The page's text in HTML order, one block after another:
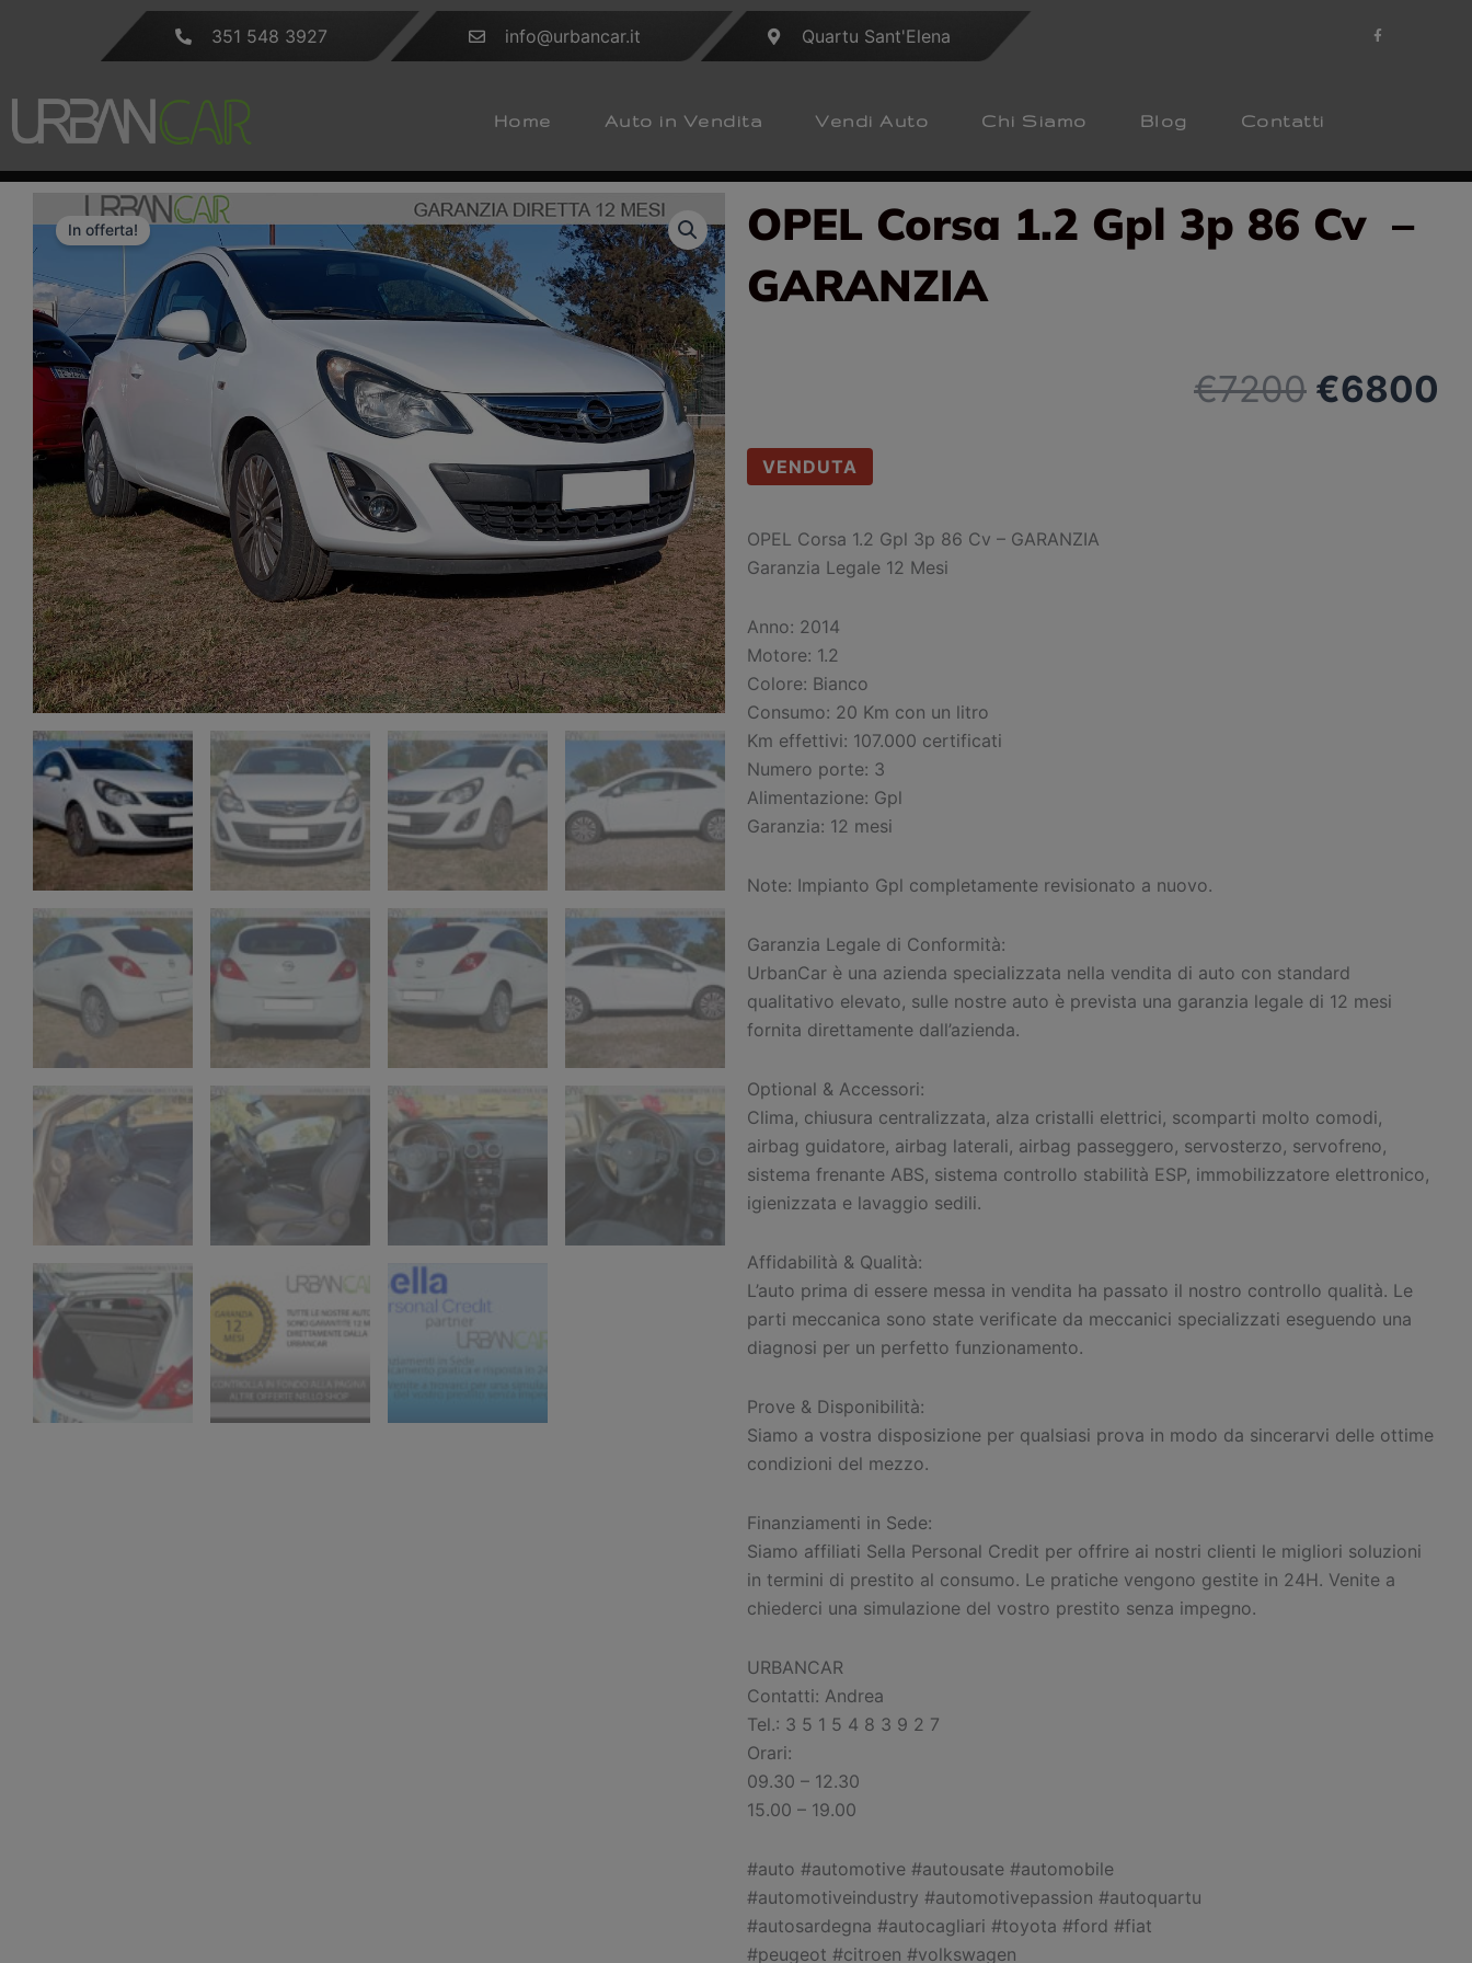
351 548 3927 info@urbancar.it Quartu Sant'Elena
F
a
Home Auto in Vendita Vendi Auto Chi Siamo Blog Contatti
In offerta!
OPEL Corsa 1.2 Gpl 3p 86 Cv –
GARANZIA
€7200 Il
€6800
VENDUTA
OPEL Corsa 1.2 Gpl 3p 86 Cv – GARANZIA
Garanzia Legale 12 Mesi
Anno: 2014
Motore: 1.2
Colore: Bianco
Consumo: 20 Km con un litro
Km effettivi: 107.000 certificati
Numero porte: 3
Alimentazione: Gpl
Garanzia: 12 mesi
Note: Impianto Gpl completamente revisionato a nuovo.
Garanzia Legale di Conformità:
UrbanCar è una azienda specializzata nella vendita di auto con standard
qualitativo elevato, sulle nostre auto è prevista una garanzia legale di 12 mesi
fornita direttamente dall’azienda.
Optional & Accessori:
Clima, chiusura centralizzata, alza cristalli elettrici, scomparti molto comodi,
airbag guidatore, airbag laterali, airbag passeggero, servosterzo, servofreno,
sistema frenante ABS, sistema controllo stabilità ESP, immobilizzatore elettronico,
igienizzata e lavaggio sedili.
Affidabilità & Qualità:
L’auto prima di essere messa in vendita ha passato il nostro controllo qualità. Le
parti meccanica sono state verificate da meccanici specializzati eseguendo una
diagnosi per un perfetto funzionamento.
Prove & Disponibilità:
Siamo a vostra disposizione per qualsiasi prova in modo da sincerarvi delle ottime
condizioni del mezzo.
Finanziamenti in Sede:
Siamo affiliati Sella Personal Credit per offrire ai nostri clienti le migliori soluzioni
in termini di prestito al consumo. Le pratiche vengono gestite in 24H. Venite a
chiederci una simulazione del vostro prestito senza impegno.
URBANCAR
Contatti: Andrea
Tel.: 3 5 1 5 4 8 3 9 2 7
Orari:
09.30 – 12.30
15.00 – 19.00
#auto #automotive #autousate #automobile
#automotiveindustry #automotivepassion #autoquartu
#autosardegna #autocagliari #toyota #ford #fiat
#peugeot #citroen #volkswagen